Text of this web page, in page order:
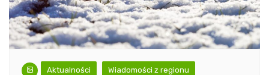
Aktualności Wiadomości z regionu